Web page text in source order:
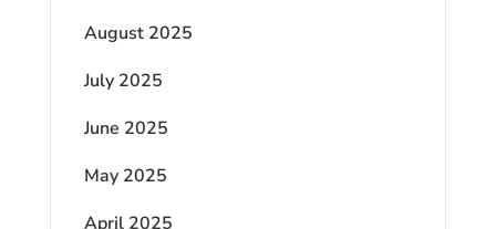
August 2025
July 2025
June 2025
May 2025
April 2025